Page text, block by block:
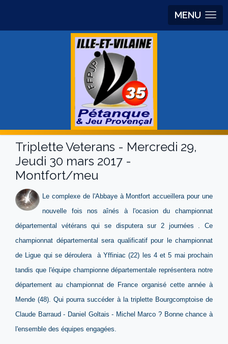
MENU
Triplette Veterans - Mercredi 29,
Jeudi 30 mars 2017 -
Montfort/meu
Le complexe de l'Abbaye à Montfort accueillera pour une
nouvelle fois nos aînés à l'ocasion du championnat
départemental vétérans qui se disputera sur 2 journées . Ce
championnat départemental sera qualificatif pour le championnat
de Ligue qui se déroulera à Yffiniac (22) les 4 et 5 mai prochain
tandis que l'équipe championne départementale représentera notre
département au championnat de France organisé cette année à
Mende (48). Qui pourra succéder à la triplette Bourgcomptoise de
Claude Barraud - Daniel Goltais - Michel Marco ? Bonne chance à
l'ensemble des équipes engagées.